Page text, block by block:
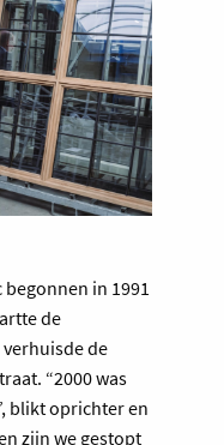
begonnen in 1991
de
de
“2000 was
blikt oprichter en
zijn we gestopt